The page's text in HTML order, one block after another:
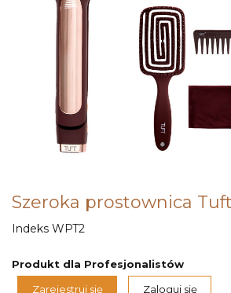
Szeroka prostownica
Indeks WPT2
Produkt dla Profesjonalistów
Zarejestruj się
Zaloguj się